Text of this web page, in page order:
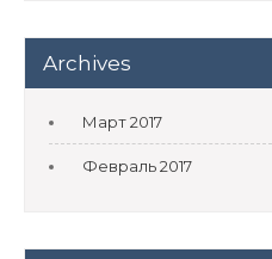
Archives
Март 2017
Февраль 2017